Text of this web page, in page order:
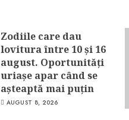
Zodiile care dau
lovitura între 10 și 16
august. Oportunități
uriașe apar când se
așteaptă mai puțin
AUGUST 8, 2026